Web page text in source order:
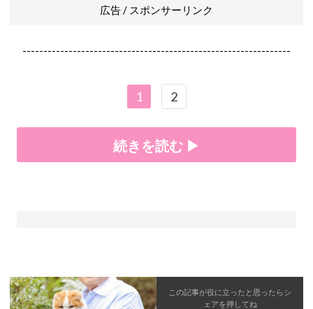
広告 / スポンサーリンク
----------------------------------------------------------------
1 2
続きを読む ▶
この記事が役に立ったと思ったらシ
ェアを押してね